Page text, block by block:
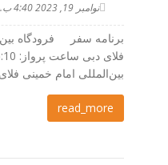
نوامبر 19, 2023 4:40 ب.ظ
برنامه سفر فرودگاه
بین‌المللی امام خمینی فلای دبی ساعت پرواز: 02:10 مدت
read_more